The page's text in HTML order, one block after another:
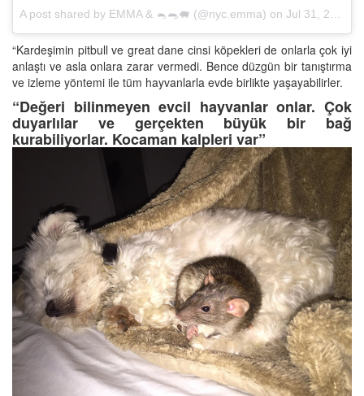
A post shared by EMMA & 🐁🐀🐖 (@nyc.emma) on Jul 31, 2017 at 10:13am PDT
“Kardeşimin pitbull ve great dane cinsi köpekleri de onlarla çok iyi
anlaştı ve asla onlara zarar vermedi. Bence düzgün bir tanıştırma
ve izleme yöntemi ile tüm hayvanlarla evde birlikte yaşayabilirler.
“Değeri bilinmeyen evcil hayvanlar onlar. Çok
duyarlılar ve gerçekten büyük bir bağ
kurabiliyorlar. Kocaman kalpleri var”